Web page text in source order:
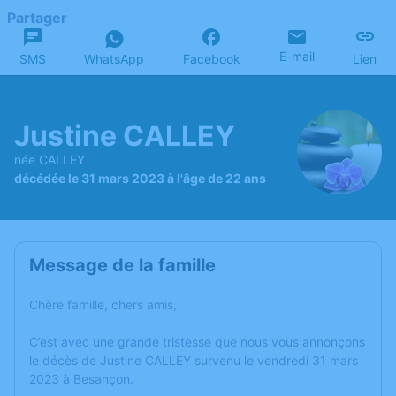
Partager
SMS WhatsApp Facebook E-mail Lien
Justine CALLEY
née CALLEY
décédée le 31 mars 2023 à l'âge de 22 ans
Message de la famille
Chère famille, chers amis,
C’est avec une grande tristesse que nous vous annonçons
le décès de Justine CALLEY survenu le vendredi 31 mars
2023 à Besançon.